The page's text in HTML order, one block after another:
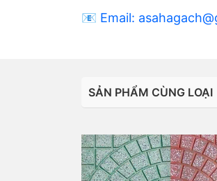
📧 Email:
SẢN PHẨM CÙNG LOẠI